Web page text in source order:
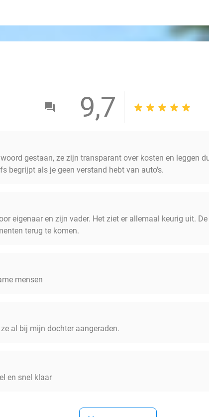
9,7
gestaan, ze zijn transparant over kosten en leggen
begrijpt als je geen verstand hebt van auto's.
eigenaar en zijn vader. Het ziet er allemaal keurig uit.
terug te komen.
mensen
al bij mijn dochter aangeraden.
en snel klaar